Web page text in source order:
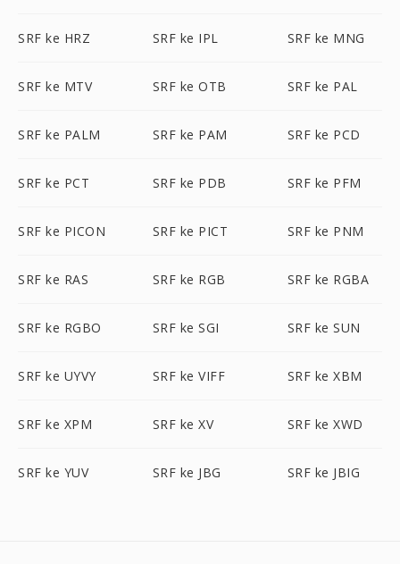
SRF ke HRZ SRF ke IPL SRF ke MNG
SRF ke MTV SRF ke OTB SRF ke PAL
SRF ke PALM SRF ke PAM SRF ke PCD
SRF ke PCT SRF ke PDB SRF ke PFM
SRF ke PICON SRF ke PICT SRF ke PNM
SRF ke RAS SRF ke RGB SRF ke RGBA
SRF ke RGBO SRF ke SGI SRF ke SUN
SRF ke UYVY SRF ke VIFF SRF ke XBM
SRF ke XPM SRF ke XV SRF ke XWD
SRF ke YUV SRF ke JBG SRF ke JBIG